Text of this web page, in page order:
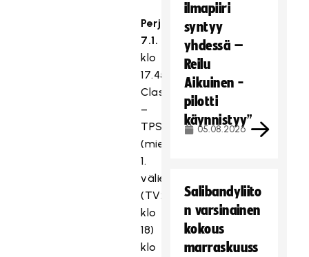
Perjantai
7.1.
klo
17.45
Classic
–
TPS
(miesten
1.
välierä)
(TV2
klo
18)
klo
ilmapiiri
syntyy
yhdessä –
Reilu
Aikuinen -
pilotti
käynnistyy”
05.08.2026
Salibandyliito
n varsinainen
kokous
marraskuuss